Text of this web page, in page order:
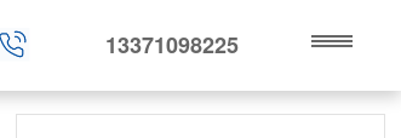
13371098225